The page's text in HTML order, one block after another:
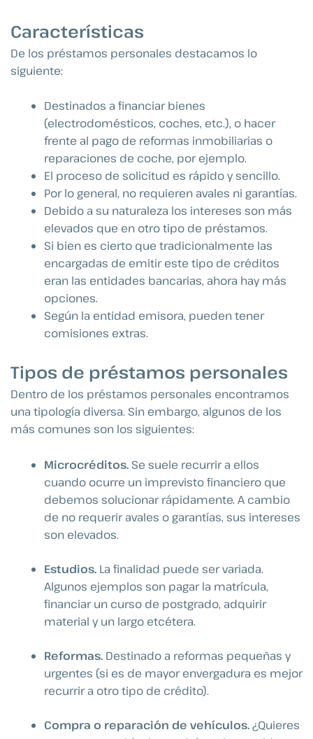
Características
De los préstamos personales destacamos lo
siguiente:
Destinados a financiar bienes
(electrodomésticos, coches, etc.), o hacer
frente al pago de reformas inmobiliarias o
reparaciones de coche, por ejemplo.
El proceso de solicitud es rápido y sencillo.
Por lo general, no requieren avales ni garantías.
Debido a su naturaleza los intereses son más
elevados que en otro tipo de préstamos.
Si bien es cierto que tradicionalmente las
encargadas de emitir este tipo de créditos
eran las entidades bancarias, ahora hay más
opciones.
Según la entidad emisora, pueden tener
comisiones extras.
Tipos de préstamos personales
Dentro de los préstamos personales encontramos
una tipología diversa. Sin embargo, algunos de los
más comunes son los siguientes:
Microcréditos. Se suele recurrir a ellos
cuando ocurre un imprevisto financiero que
debemos solucionar rápidamente. A cambio
de no requerir avales o garantías, sus intereses
son elevados.
Estudios. La finalidad puede ser variada.
Algunos ejemplos son pagar la matrícula,
financiar un curso de postgrado, adquirir
material y un largo etcétera.
Reformas. Destinado a reformas pequeñas y
urgentes (si es de mayor envergadura es mejor
recurrir a otro tipo de crédito).
Compra o reparación de vehículos.¿Quieres